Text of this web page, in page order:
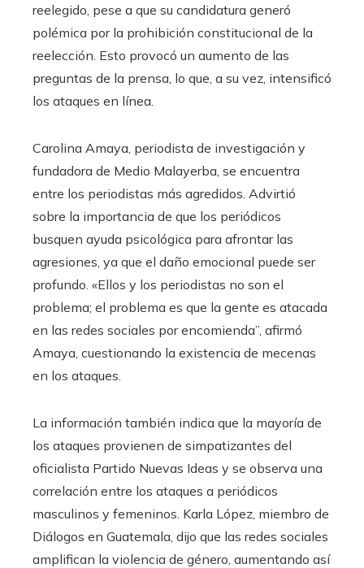
reelegido, pese a que su candidatura generó
polémica por la prohibición constitucional de la
reelección. Esto provocó un aumento de las
preguntas de la prensa, lo que, a su vez, intensificó
los ataques en línea.
Carolina Amaya, periodista de investigación y
fundadora de Medio Malayerba, se encuentra
entre los periodistas más agredidos. Advirtió
sobre la importancia de que los periódicos
busquen ayuda psicológica para afrontar las
agresiones, ya que el daño emocional puede ser
profundo. «Ellos y los periodistas no son el
problema; el problema es que la gente es atacada
en las redes sociales por encomienda”, afirmó
Amaya, cuestionando la existencia de mecenas
en los ataques.
La información también indica que la mayoría de
los ataques provienen de simpatizantes del
oficialista Partido Nuevas Ideas y se observa una
correlación entre los ataques a periódicos
masculinos y femeninos. Karla López, miembro de
Diálogos en Guatemala, dijo que las redes sociales
amplifican la violencia de género, aumentando así